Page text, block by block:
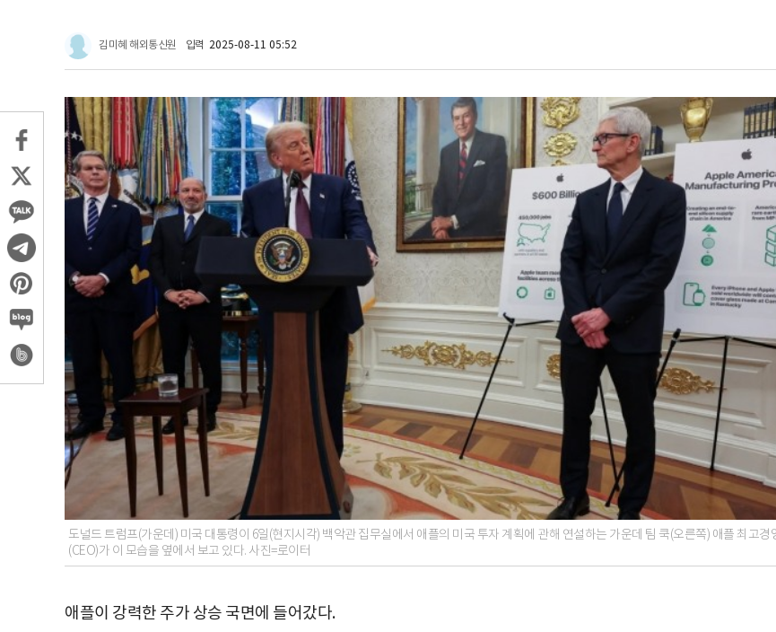
김미혜 해외통신원 입력 2025-08-11 05:52
도널드 트럼프(가운데) 미국 대통령이 6일(현지시각) 백악관 집무실에서 애플의 미국 투자 계획에 관해 연설하는 가운데 팀 쿡(오른쪽) 애플 최고경
(CEO)가 이 모습을 옆에서 보고 있다. 사진=로이터
애플이 강력한 주가 상승 국면에 들어갔다.